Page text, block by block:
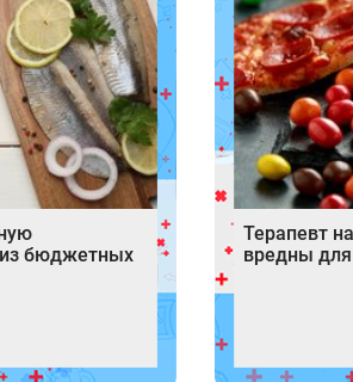
из бюджетных
Терапевт
вредны